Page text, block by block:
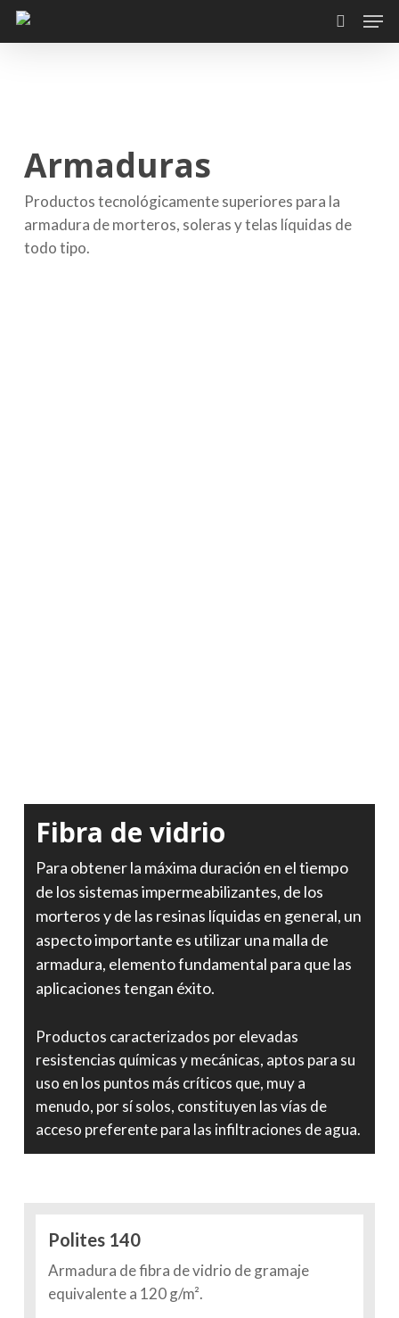
Skip
search
Armaduras
Productos tecnológicamente superiores para la
armadura de morteros, soleras y telas líquidas de
todo tipo.
Fibra de vidrio
Para obtener la máxima duración en el tiempo
de los sistemas impermeabilizantes, de los
morteros y de las resinas líquidas en general, un
aspecto importante es utilizar una malla de
armadura, elemento fundamental para que las
aplicaciones tengan éxito.
Productos caracterizados por elevadas
resistencias químicas y mecánicas, aptos para su
uso en los puntos más críticos que, muy a
menudo, por sí solos, constituyen las vías de
acceso preferente para las infiltraciones de agua.
Polites 140
Armadura de fibra de vidrio de gramaje
equivalente a 120 g/m².